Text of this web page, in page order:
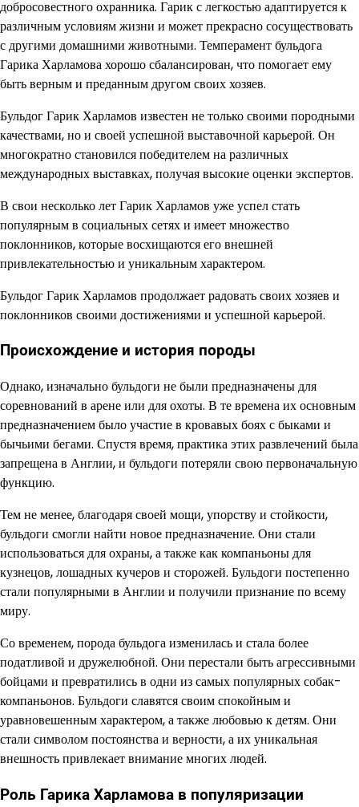
добросовестного охранника. Гарик с легкостью адаптируется к
различным условиям жизни и может прекрасно сосуществовать
с другими домашними животными. Темперамент бульдога
Гарика Харламова хорошо сбалансирован, что помогает ему
быть верным и преданным другом своих хозяев.
Бульдог Гарик Харламов известен не только своими породными
качествами, но и своей успешной выставочной карьерой. Он
многократно становился победителем на различных
международных выставках, получая высокие оценки экспертов.
В свои несколько лет Гарик Харламов уже успел стать
популярным в социальных сетях и имеет множество
поклонников, которые восхищаются его внешней
привлекательностью и уникальным характером.
Бульдог Гарик Харламов продолжает радовать своих хозяев и
поклонников своими достижениями и успешной карьерой.
Происхождение и история породы
Однако, изначально бульдоги не были предназначены для
соревнований в арене или для охоты. В те времена их основным
предназначением было участие в кровавых боях с быками и
бычьими бегами. Спустя время, практика этих развлечений была
запрещена в Англии, и бульдоги потеряли свою первоначальную
функцию.
Тем не менее, благодаря своей мощи, упорству и стойкости,
бульдоги смогли найти новое предназначение. Они стали
использоваться для охраны, а также как компаньоны для
кузнецов, лошадных кучеров и сторожей. Бульдоги постепенно
стали популярными в Англии и получили признание по всему
миру.
Со временем, порода бульдога изменилась и стала более
податливой и дружелюбной. Они перестали быть агрессивными
бойцами и превратились в одни из самых популярных собак-
компаньонов. Бульдоги славятся своим спокойным и
уравновешенным характером, а также любовью к детям. Они
стали символом постоянства и верности, а их уникальная
внешность привлекает внимание многих людей.
Роль Гарика Харламова в популяризации